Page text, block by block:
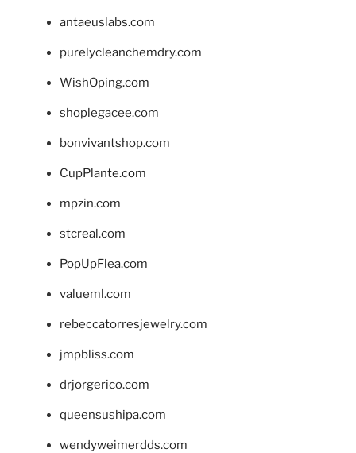
antaeuslabs.com
purelycleanchemdry.com
WishOping.com
shoplegacee.com
bonvivantshop.com
CupPlante.com
mpzin.com
stcreal.com
PopUpFlea.com
valueml.com
rebeccatorresjewelry.com
jmpbliss.com
drjorgerico.com
queensushipa.com
wendyweimerdds.com